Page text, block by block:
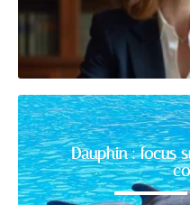
Dauphin : focus